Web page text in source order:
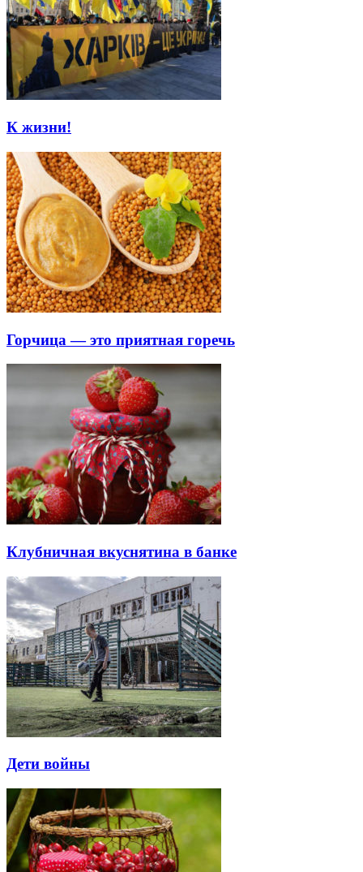
К жизни!
Горчица — это приятная горечь
Клубничная вкуснятина в банке
Дети войны